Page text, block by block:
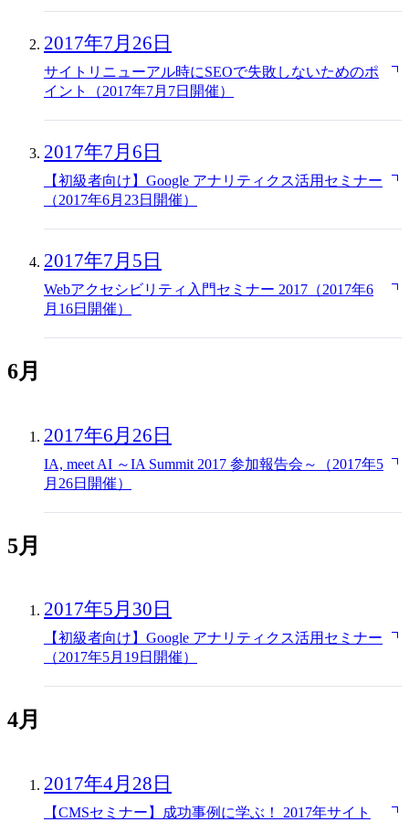
2017年7月26日
サイトリニューアル時にSEOで失敗しないためのポ
イント（2017年7月7日開催）
2017年7月6日
【初級者向け】Google アナリティクス活用セミナー
（2017年6月23日開催）
2017年7月5日
Webアクセシビリティ入門セミナー 2017（2017年6
月16日開催）
6月
2017年6月26日
IA, meet AI ～IA Summit 2017 参加報告会～（2017年5
月26日開催）
5月
2017年5月30日
【初級者向け】Google アナリティクス活用セミナー
（2017年5月19日開催）
4月
2017年4月28日
【CMSセミナー】成功事例に学ぶ！ 2017年サイト